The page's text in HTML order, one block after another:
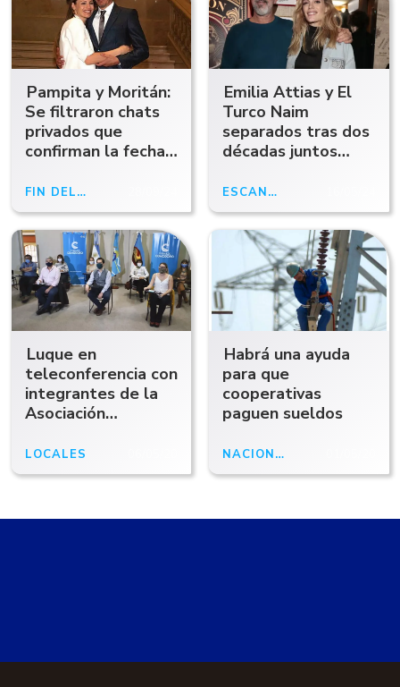
Pampita y Moritán:
Se filtraron chats
privados que
confirman la fecha
FIN DEL ROMANCE
Emilia Attias y El
Turco Naim
separados tras dos
décadas juntos
Nicolás Francella?
ESCÁNDALO
Luque en
teleconferencia con
integrantes de la
Asociación
Infectología
LOCALES
Habrá una ayuda
para que
cooperativas
paguen sueldos
NACIONALES